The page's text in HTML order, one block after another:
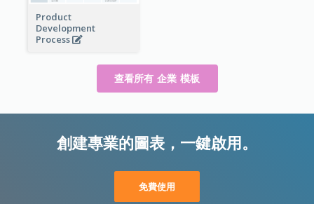
Product
Development
Process
查看所有 企業 模板
創建專業的圖表，一鍵啟用。
免費使用